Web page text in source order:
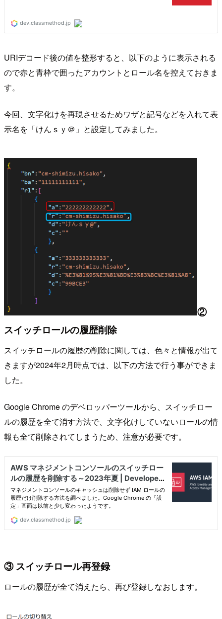
URIデコード後の値を整形すると、以下のように表示される
ので赤と青枠で囲ったアカウントとロール名を控えておきま
す。
今回、文字化けを再現させるためワザと記号などを入れて表
示名を「けんｓｙ＠」と設定してみました。
②
スイッチロールの履歴削除
スイッチロールの履歴の削除に関しては、色々と情報が出て
きますが2024年2月時点では、以下の方法で行う事ができま
した。
Google Chrome のデベロッパーツールから、スイッチロー
ルの履歴を全て消す方法で、文字化けしていないロールの情
報も全て削除されてしまうため、注意が必要です。
③ スイッチロール再登録
ロールの履歴が全て消えたら、再び登録しなおします。